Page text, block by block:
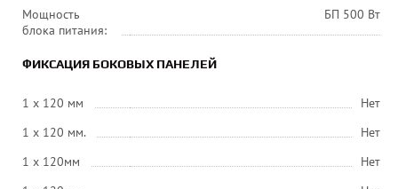
Мощность
блока питания:
БП 500 Вт
ФИКСАЦИЯ БОКОВЫХ ПАНЕЛЕЙ
1 x 120 мм
Нет
1 x 120 мм.
Нет
1 x 120мм
Нет